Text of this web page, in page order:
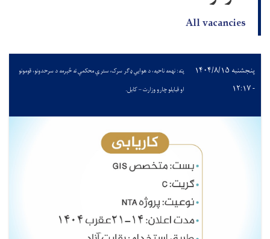
All vacancies
پنجشنبه ۱۴۰۴/۸/۱۵
- ۱۲:۱۷
پته: نهمه ناحیه، د هوایي ډګر سرک، سترې محکمې ته څېرمه د سرحدونو، قومونو
او قبایلو چارو وزارت – کابل.